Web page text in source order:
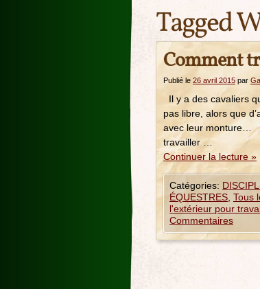
Tagged
Comment
Publié le 26 avril 2015 par
Il y a des cavaliers
pas libre, alors que
avec leur monture…
travailler …
Continuer la lecture »
Catégories:
ÉQUESTRES Tous
l'extérieur pour
Commentaires